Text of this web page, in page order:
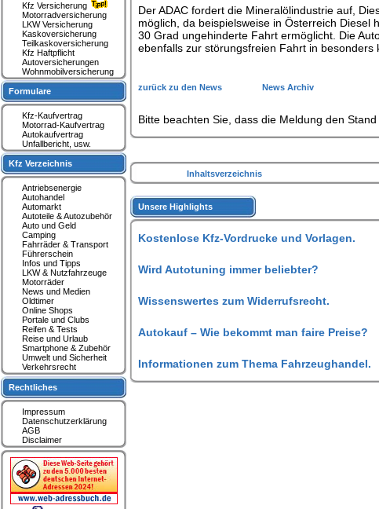
Der ADAC fordert die Mineralölindustrie auf,
möglich, da beispielsweise in Österreich Diesel
30 Grad ungehinderte Fahrt ermöglicht. Die
ebenfalls zur störungsfreien Fahrt in besonders
zurück zu den News News Archiv
Bitte beachten Sie, dass die Meldung den
Inhaltsverzeichnis
Unsere Highlights
Kostenlose Kfz-Vordrucke und Vorlagen.
Wird Autotuning immer beliebter?
Wissenswertes zum Widerrufsrecht.
Autokauf – Wie bekommt man faire Preise?
Informationen zum Thema Fahrzeughandel.
Kfz Versicherung
Motorradversicherung
LKW Versicherung
Kaskoversicherung
Teilkaskoversicherung
Kfz Haftpflicht
Autoversicherungen
Wohnmobilversicherung
Formulare
Kfz-Kaufvertrag
Motorrad-Kaufvertrag
Autokaufvertrag
Unfallbericht, usw.
Kfz Verzeichnis
Antriebsenergie
Autohandel
Automarkt
Autoteile & Autozubehör
Auto und Geld
Camping
Fahrräder & Transport
Führerschein
Infos und Tipps
LKW & Nutzfahrzeuge
Motorräder
News und Medien
Oldtimer
Online Shops
Portale und Clubs
Reifen & Tests
Reise und Urlaub
Smartphone & Zubehör
Umwelt und Sicherheit
Verkehrsrecht
Rechtliches
Impressum
Datenschutzerklärung
AGB
Disclaimer